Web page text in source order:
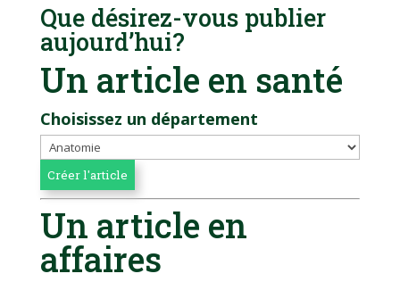
Que désirez-vous publier
aujourd’hui?
Un article en santé
Choisissez un département
Un article en
affaires